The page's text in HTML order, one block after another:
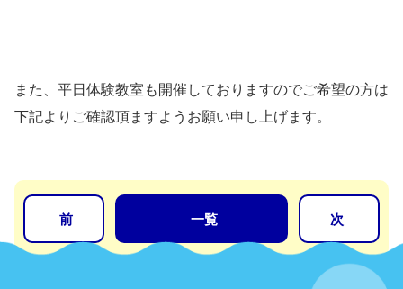
また、平日体験教室も開催しておりますのでご希望の方は
下記よりご確認頂ますようお願い申し上げます。
前 一覧 次
体験予約・お申込み・お問い合わせ
会社概要
施設ルール・マナー
（PDF）
会員規約・利用規約（PDF）